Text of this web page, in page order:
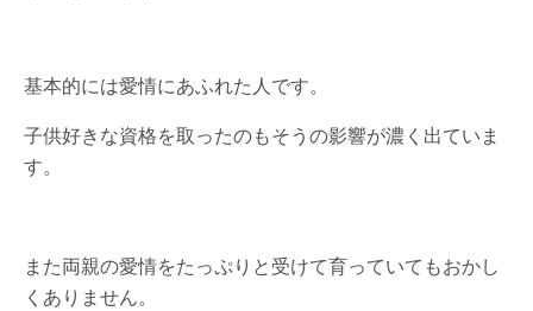
基本的には愛情にあふれた人です。
子供好きな資格を取ったのもそうの影響が濃く出ていま
す。
また両親の愛情をたっぷりと受けて育っていてもおかし
くありません。